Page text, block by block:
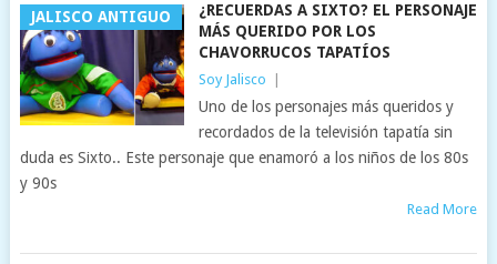
JALISCO ANTIGUO
¿RECUERDAS A SIXTO? EL PERSONAJE
MÁS QUERIDO POR LOS
CHAVORRUCOS TAPATÍOS
Soy Jalisco
Uno de los personajes más queridos y
recordados de la televisión tapatía sin
duda es Sixto.. Este personaje que enamoró a los niños de los 80s
y 90s
Read More